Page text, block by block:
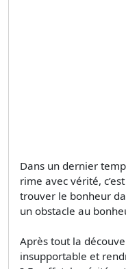
Dans un dernier
rime avec vérité,
trouver le bonheur
un obstacle au
Après tout la
insupportable et